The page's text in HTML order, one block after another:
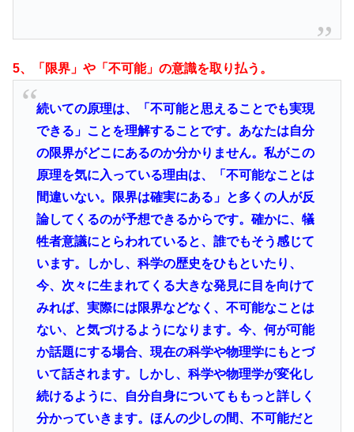
5、「限界」や「不可能」の意識を取り払う。
続いての原理は、「不可能と思えることでも実現
できる」ことを理解することです。あなたは自分
の限界がどこにあるのか分かりません。私がこの
原理を気に入っている理由は、「不可能なことは
間違いない。限界は確実にある」と多くの人が反
論してくるのが予想できるからです。 確かに、犠
牲者意議にとらわれていると、誰でもそう感じて
います。しかし、科学の歴史をひもといたり、
今、次々に生まれてくる大きな発見に目を向けて
みれば、実際には限界などなく、不可能なことは
ない、と気づけるようになります。今、何が可能
か話題にする場合、現在の科学や物理学にもとづ
いて話されます。しかし、科学や物理学が変化し
続けるように、自分自身についてももっと詳しく
分かっていきます。ほんの少しの間、不可能だと